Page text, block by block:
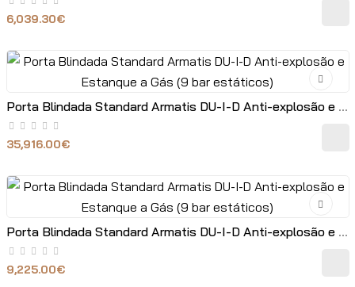
6,039.30€
Porta Blindada Standard Armatis DU-I-D Anti-explosão e Estanque a Gás (9 bar estáticos)
35,916.00€
Porta Blindada Standard Armatis DU-I-D Anti-explosão e Estanque a Gás (9 bar estáticos)
9,225.00€